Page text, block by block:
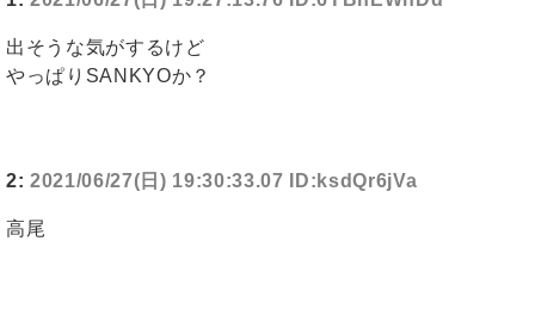
出そうな気がするけど
やっぱりSANKYOか？
2: 2021/06/27(日) 19:30:33.07 ID:ksdQr6jVa
高尾